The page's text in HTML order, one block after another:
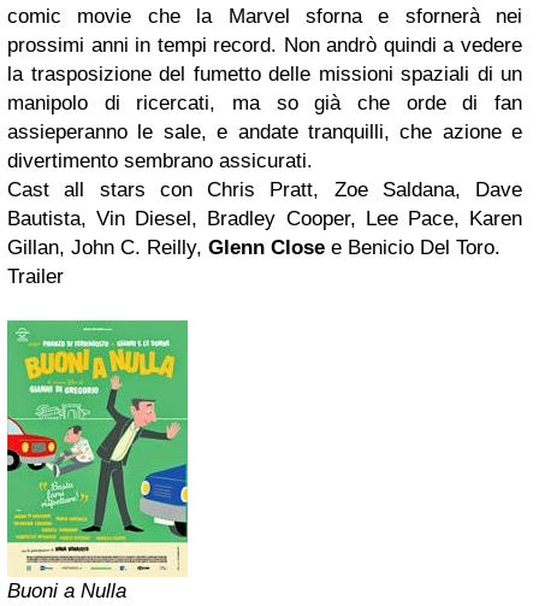
comic movie che la Marvel sforna e sfornerà nei
prossimi anni in tempi record. Non andrò quindi a vedere
la trasposizione del fumetto delle missioni spaziali di un
manipolo di ricercati, ma so già che orde di fan
assieperanno le sale, e andate tranquilli, che azione e
divertimento sembrano assicurati.
Cast all stars con Chris Pratt, Zoe Saldana, Dave
Bautista, Vin Diesel, Bradley Cooper, Lee Pace, Karen
Gillan, John C. Reilly, Glenn Close e Benicio Del Toro.
Trailer
Buoni a Nulla